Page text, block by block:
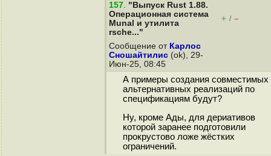
157. "Выпуск Rust 1.88.
Операционная система
Munal и утилита
rsche..."
+ / –
Сообщение от Карлос
Сношайтилис (ok), 29-
Июн-25, 08:45
А примеры создания совместимых
альтернативных реализаций по
спецификациям будут?
Ну, кроме Ады, для дериативов
которой заранее подготовили
прокрустово ложе жёстких
ограничений.